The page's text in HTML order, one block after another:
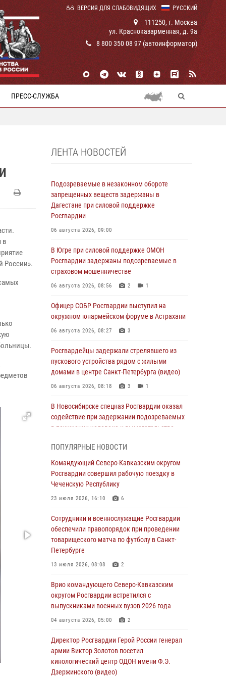
РУССКИЙ
ВЕРСИЯ ДЛЯ СЛАБОВИДЯЩИХ
111250, г. Москва
ул. Красноказарменная, д. 9а
8 800 350 08 97 (автоинформатор)
ПРЕСС-СЛУЖБА
в
России».
ЛЕНТА НОВОСТЕЙ
Подозреваемые в незаконном обороте
запрещенных веществ задержаны в
Дагестане при силовой поддержке
Росгвардии
06 августа 2026, 09:00
В Югре при силовой поддержке ОМОН
Росгвардии задержаны подозреваемые в
страховом мошенничестве
06 августа 2026, 08:56 2 1
Офицер СОБР Росгвардии выступил на
окружном юнармейском форуме в Астрахани
06 августа 2026, 08:27 3
Росгвардейцы задержали стрелявшего из
пускового устройства рядом с жилыми
домами в центре Санкт-Петербурга (видео)
06 августа 2026, 08:18 3 1
В Новосибирске спецназ Росгвардии оказал
содействие при задержании подозреваемых
в похищении человека и вымогательстве
Сотрудники и военнослужащие Росгвардии
обеспечили правопорядок при проведении
матча Кубка России по футболу в Санкт-
06 августа 2026, 07:03 3
В Грозном военнослужащие Росгвардии
присоединились к всероссийской донорской
акции «От сердца к сердцу»
В Бурятии и Приамурье росгвардейцы
задержали подозреваемых в незаконном
На Сахалине при участии СОБР Росгвардии
пресекли нелегальную добычу биоресурсов
06 августа 2026, 05:12
ПОПУЛЯРНЫЕ НОВОСТИ
Командующий Северо-Кавказским округом
Росгвардии совершил рабочую поездку в
Чеченскую Республику
23 июля 2026, 16:10 6
Сотрудники и военнослужащие Росгвардии
обеспечили правопорядок при проведении
товарищеского матча по футболу в Санкт-
Петербурге
13 июля 2026, 08:08 2
Врио командующего Северо-Кавказским
округом Росгвардии встретился с
выпускниками военных вузов 2026 года
04 августа 2026, 05:00 2
Директор Росгвардии Герой России генерал
армии Виктор Золотов посетил
кинологический центр ОДОН имени Ф.Э.
Дзержинского (видео)